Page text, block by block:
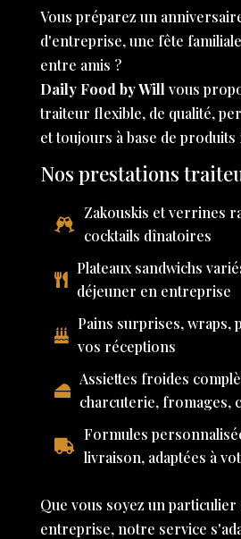
Vous préparez un
d'entreprise, une fête
entre amis ?
Daily Food by Will vous
traiteur flexible, de qualité,
et toujours à base de produits
Nos prestations
Zakouskis et verrines
cocktails dînatoires
Plateaux sandwichs
déjeuner en entreprise
Pains surprises, wraps,
vos réceptions
Assiettes froides
charcuterie, fromages,
Formules
livraison, adaptées à
Que vous soyez un particulier
entreprise, notre service